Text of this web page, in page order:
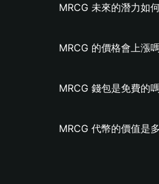
MRCG 未來的潛力如
MRCG 的價格會上漲
MRCG 錢包是免費的
MRCG 代幣的價值是